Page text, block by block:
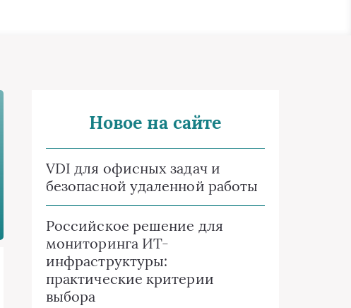
Новое на сайте
VDI для офисных задач и
безопасной удаленной работы
Российское решение для
мониторинга ИТ-
инфраструктуры:
практические критерии
выбора